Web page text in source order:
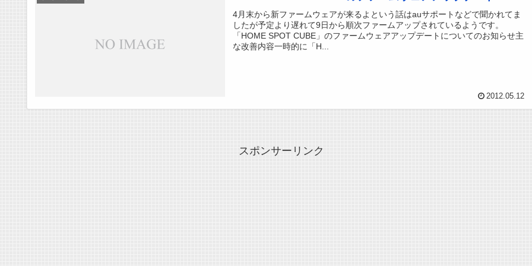
4月末から新ファームウェアが来るよという話はauサポートなどで聞かれてま
したが予定より遅れて9日から順次ファームアップされているようです。
「HOME SPOT CUBE」のファームウェアアップデートについてのお知らせ主
な改善内容一時的に「H...
2012.05.12
スポンサーリンク